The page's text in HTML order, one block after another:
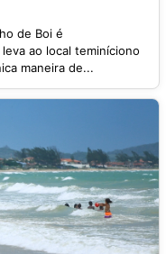
de Boi é
ao local teminíciono
maneira de...